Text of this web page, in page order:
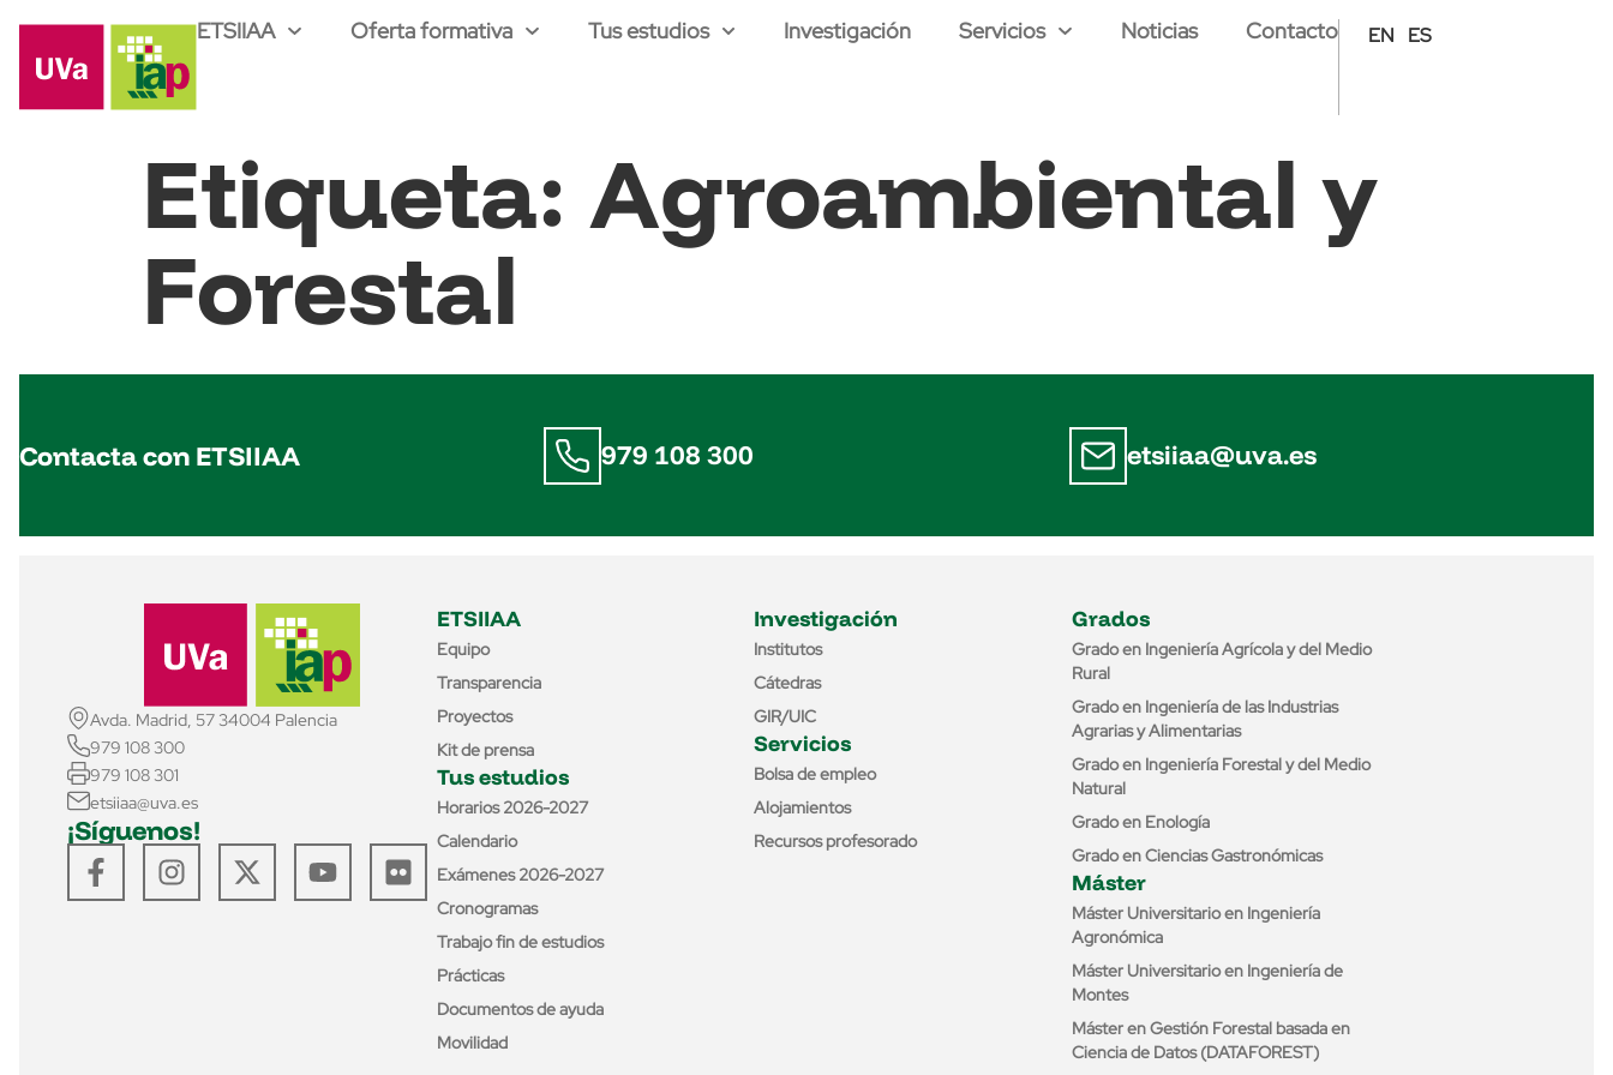
ETSIIAA Oferta formativa Tus estudios Investigación Servicios Noticias Contacto EN ES
Etiqueta: Agroambiental y
Forestal
Contacta con ETSIIAA 979 108 300 etsiiaa@uva.es
Avda. Madrid, 57 34004 Palencia
979 108 300
979 108 301
etsiiaa@uva.es
¡Síguenos!
ETSIIAA
Equipo
Transparencia
Proyectos
Kit de prensa
Tus estudios
Horarios 2026-2027
Calendario
Exámenes 2026-2027
Cronogramas
Trabajo fin de estudios
Prácticas
Documentos de ayuda
Movilidad
Investigación
Institutos
Cátedras
GIR/UIC
Servicios
Bolsa de empleo
Alojamientos
Recursos profesorado
Grados
Grado en Ingeniería Agrícola y del Medio
Rural
Grado en Ingeniería de las Industrias
Agrarias y Alimentarias
Grado en Ingeniería Forestal y del Medio
Natural
Grado en Enología
Grado en Ciencias Gastronómicas
Máster
Máster Universitario en Ingeniería
Agronómica
Máster Universitario en Ingeniería de
Montes
Máster en Gestión Forestal basada en
Ciencia de Datos (DATAFOREST)